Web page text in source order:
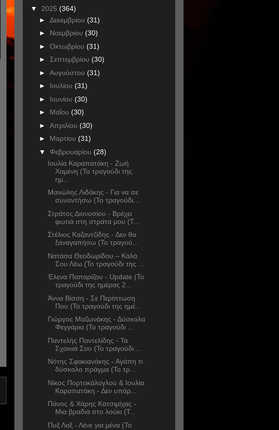
▼ 2025 (364)
► Δεκεμβρίου (31)
► Νοεμβρίου (30)
► Οκτωβρίου (31)
► Σεπτεμβρίου (30)
► Αυγούστου (31)
► Ιουλίου (31)
► Ιουνίου (30)
► Μαΐου (30)
► Απριλίου (30)
► Μαρτίου (31)
▼ Φεβρουαρίου (28)
Ιουλία Καραπατάκη - Ζωή
Χαμένη (Το τραγούδι της
ημ...
Μανώλης Λιδάκης - Για να σε
συναντήσω (Το τραγούδι...
Στράτος Διονυσίου - Βρέχει
φωτιά στη στράτα μου (Τ...
Στέλιος Καζαντζίδης - Δεν θα
ξαναγαπήσω (Το τραγού...
Νατάσα Θεοδωρίδου – Καλά
Σου Λέω (Το τραγούδι της ...
Έλενα Παπαρίζου - Update (Το
τραγούδι της ημέρας 2...
Άννα Βίσση - Σε Περίπτωση
Που (Το τραγούδι της ημέ...
Γιώργος Μαζωνάκης - Δύσκολα
Φεγγάρια (Το τραγούδι ...
Παντελής Παντελίδης - Τα
Σχοινιά Σου (Το τραγούδι ...
Νότης Σφακιανάκης - Αγάπη τι
δύσκολο πράγμα (Το τρ...
Νίκος Πορτοκάλογλου & Ιουλία
Καραπατάκη - Δεν υπάρ...
Πάνος & Χάρης Κατσιμίχας -
Μια βραδιά στο λούκι (Τ...
Πυξ Λαξ - Λένε για μένα (Το